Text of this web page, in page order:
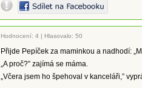
Hodnocení: 4 | Hlasovalo: 50
Přijde Pepíček za maminkou a nadhodí:
„A proč?” zajímá se máma.
„Včera jsem ho špehoval v kanceláři,”